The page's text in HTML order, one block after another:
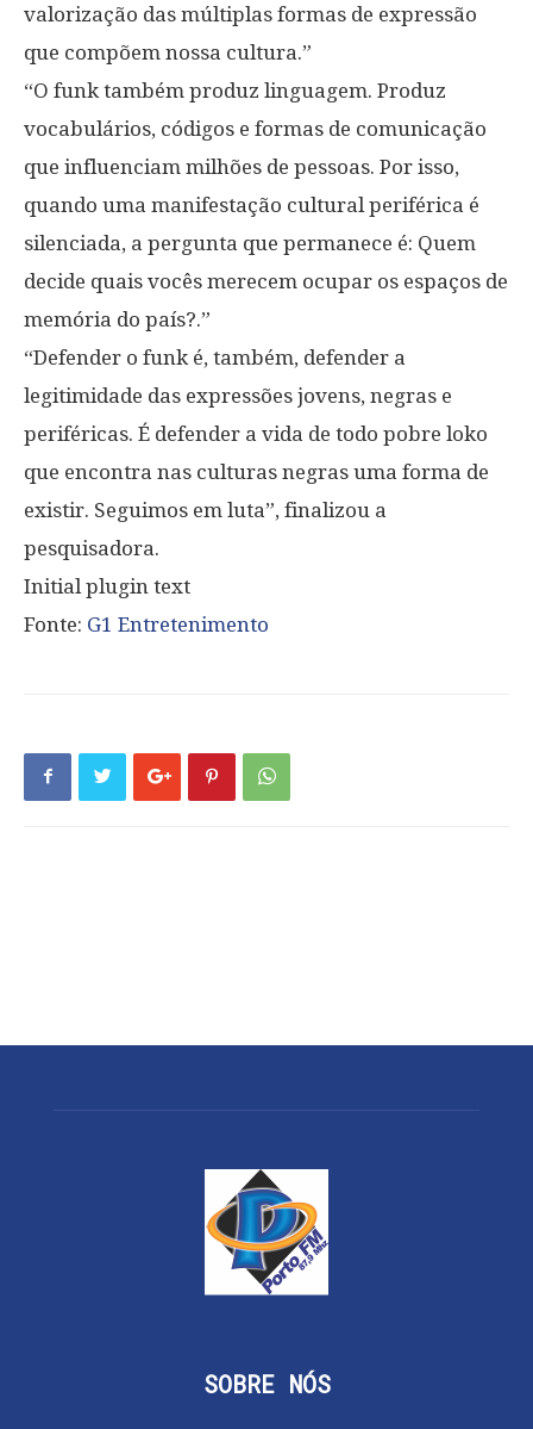
valorização das múltiplas formas de expressão
que compõem nossa cultura.”
“O funk também produz linguagem. Produz
vocabulários, códigos e formas de comunicação
que influenciam milhões de pessoas. Por isso,
quando uma manifestação cultural periférica é
silenciada, a pergunta que permanece é: Quem
decide quais vocês merecem ocupar os espaços de
memória do país?.”
“Defender o funk é, também, defender a
legitimidade das expressões jovens, negras e
periféricas. É defender a vida de todo pobre loko
que encontra nas culturas negras uma forma de
existir. Seguimos em luta”, finalizou a
pesquisadora.
Initial plugin text
Fonte: G1 Entretenimento
SOBRE NÓS